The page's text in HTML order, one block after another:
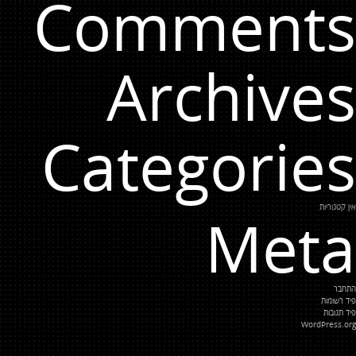
Comments
Archives
Categories
אין קטגוריות
Meta
התחבר
פיד רשומות
פיד תגובות
WordPress.org